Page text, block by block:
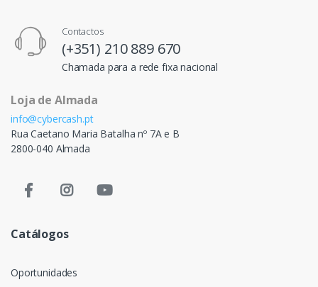
Contactos
(+351) 210 889 670
Chamada para a rede fixa nacional
Loja de Almada
info@cybercash.pt
Rua Caetano Maria Batalha nº 7A e B
2800-040 Almada
Catálogos
Oportunidades